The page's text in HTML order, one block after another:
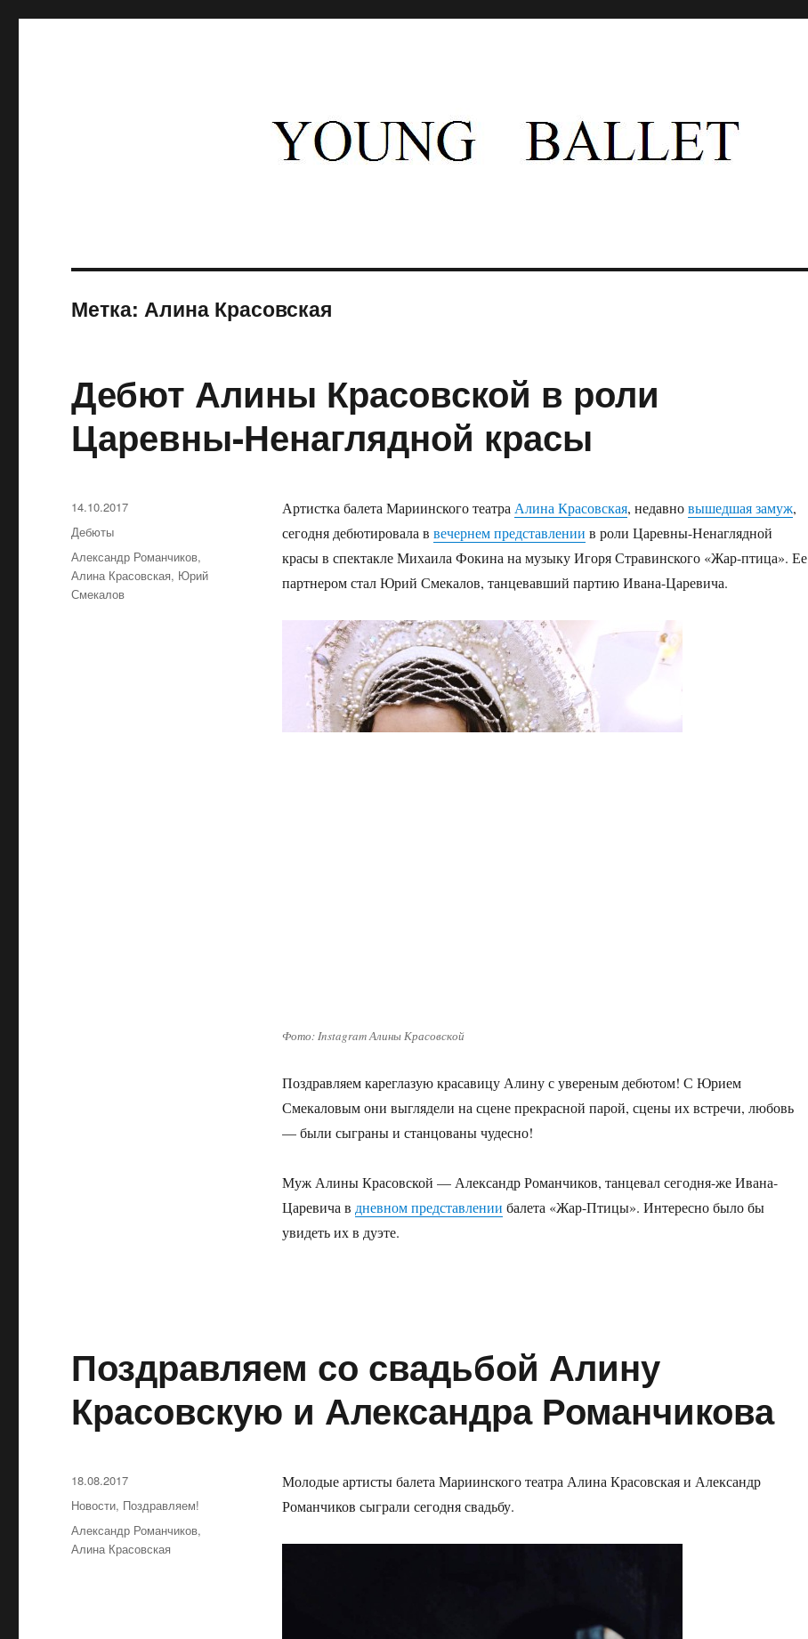
Метка: Алина Красовская
Дебют Алины Красовской в роли
Царевны-Ненаглядной красы
Артистка балета Мариинского театра Алина Красовская, недавновышедшая замуж,
сегодня дебютировала в вечернем представлении в роли Царевны-Ненаглядной
красы в спектакле Михаила Фокина на музыку Игоря Стравинского «Жар-птица». Ее
партнером стал Юрий Смекалов, танцевавший партию Ивана-Царевича.
Фото: Instagram Алины Красовской
Поздравляем кареглазую красавицу Алину с увереным дебютом! С Юрием
Смекаловым они выглядели на сцене прекрасной парой, сцены их встречи, любовь
— были сыграны и станцованы чудесно!
Муж Алины Красовской — Александр Романчиков, танцевал сегодня-же Ивана-
Царевича в дневном представлении балета «Жар-Птицы». Интересно было бы
увидеть их в дуэте.
Опубликовано
14.10.2017
Рубрики
Дебюты
Метки
Александр Романчиков,
Алина Красовская, Юрий
Смекалов
Поздравляем со свадьбой Алину
Красовскую и Александра Романчикова
Молодые артисты балета Мариинского театра Алина Красовская и Александр
Романчиков сыграли сегодня свадьбу.
Опубликовано
18.08.2017
Рубрики
Новости, Поздравляем!
Метки
Александр Романчиков,
Алина Красовская